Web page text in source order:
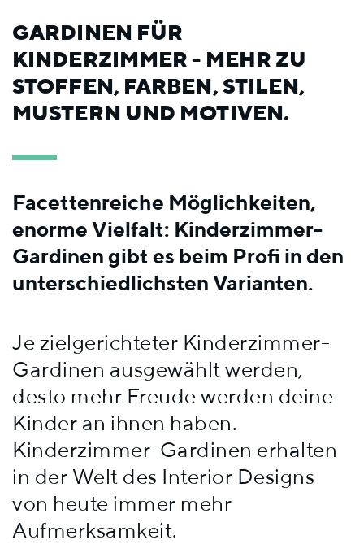
GARDINEN FÜR
KINDERZIMMER - MEHR ZU
STOFFEN, FARBEN, STILEN,
MUSTERN UND MOTIVEN.
Facettenreiche Möglichkeiten,
enorme Vielfalt: Kinderzimmer-
Gardinen gibt es beim Profi in den
unterschiedlichsten Varianten.
Je zielgerichteter Kinderzimmer-
Gardinen ausgewählt werden,
desto mehr Freude werden deine
Kinder an ihnen haben.
Kinderzimmer-Gardinen erhalten
in der Welt des Interior Designs
von heute immer mehr
Aufmerksamkeit.